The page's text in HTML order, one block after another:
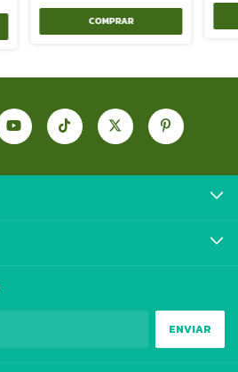
COMPRAR